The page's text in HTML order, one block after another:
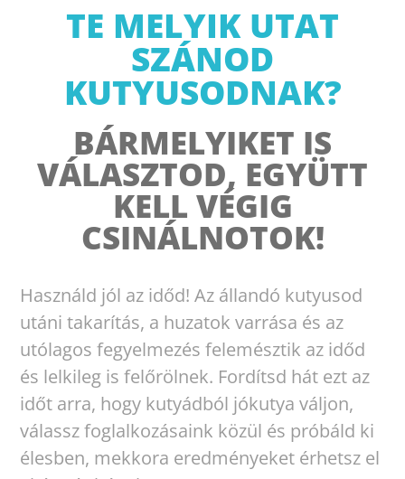
TE MELYIK UTAT
SZÁNOD
KUTYUSODNAK?
BÁRMELYIKET IS
VÁLASZTOD, EGYÜTT
KELL VÉGIG
CSINÁLNOTOK!
Használd jól az időd! Az állandó kutyusod
utáni takarítás, a huzatok varrása és az
utólagos fegyelmezés felemésztik az időd
és lelkileg is felőrölnek. Fordítsd hát ezt az
időt arra, hogy kutyádból jókutya váljon,
válassz foglalkozásaink közül és próbáld ki
élesben, mekkora eredményeket érhetsz el